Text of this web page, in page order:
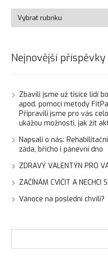
Nejnovější příspěvky
Zbavili jsme už tisíce lidí
apod. pomocí metody
Připravili jsme pro vás
ukážou možnosti, jak žít
Napsali o nás:
záda, břicho i pánevní dno
ZDRAVÝ VALENTÝN PRO
ZAČÍNÁM CVIČIT A NECHCI
Vánoce na poslední chvíli?